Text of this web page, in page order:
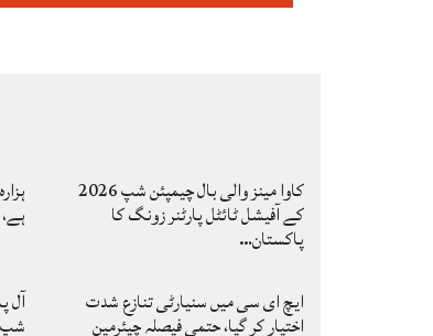
کاوا مینز والی بال چیمپئن شپ 2026
کے آفیشل ٹائٹل پارٹنر زونگ کا
پاکستان…
آل
شپ
ایچ ای سی میں سنیارٹی تنازع شدت
اختیار کر گیا، حتمی فیصلہ چیئرمین